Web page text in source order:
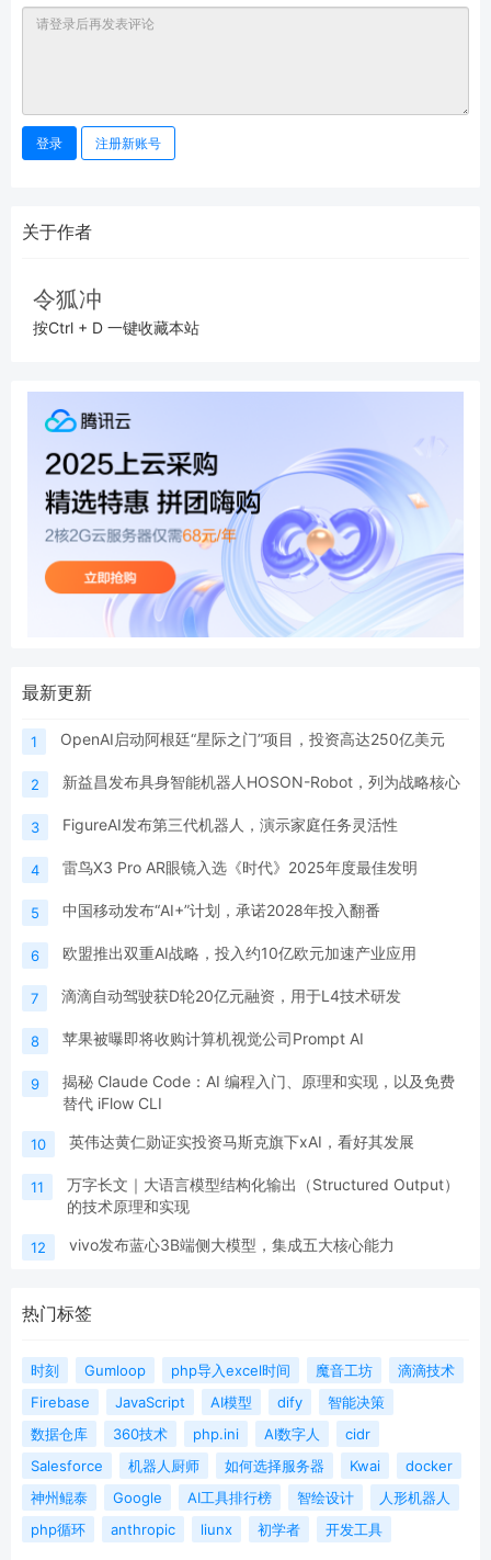
登录 注册新账号
关于作者
令狐冲
按Ctrl + D 一键收藏本站
最新更新
1 OpenAI启动阿根廷“星际之门”项目，投资高达250亿美元
2 新益昌发布具身智能机器人HOSON-Robot，列为战略核心
3 FigureAI发布第三代机器人，演示家庭任务灵活性
4 雷鸟X3 Pro AR眼镜入选《时代》2025年度最佳发明
5 中国移动发布“AI+”计划，承诺2028年投入翻番
6 欧盟推出双重AI战略，投入约10亿欧元加速产业应用
7 滴滴自动驾驶获D轮20亿元融资，用于L4技术研发
8 苹果被曝即将收购计算机视觉公司Prompt AI
9
揭秘 Claude Code：AI 编程入门、原理和实现，以及免费
替代 iFlow CLI
10 英伟达黄仁勋证实投资马斯克旗下xAI，看好其发展
11
万字长文｜大语言模型结构化输出（Structured Output）
的技术原理和实现
12 vivo发布蓝心3B端侧大模型，集成五大核心能力
热门标签
时刻 Gumloop php导入excel时间 魔音工坊
滴滴技术
Firebase
JavaScript AI模型 dify
智能决策
数据仓库
360技术 php.ini AI数字人
cidr
Salesforce
机器人厨师 如何选择服务器 Kwai
docker
神州鲲泰
Google AI工具排行榜 智绘设计
人形机器人
php循环
anthropic liunx 初学者 开发工具